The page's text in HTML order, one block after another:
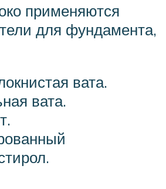
применяются
для фундамента,
вата.
вата.